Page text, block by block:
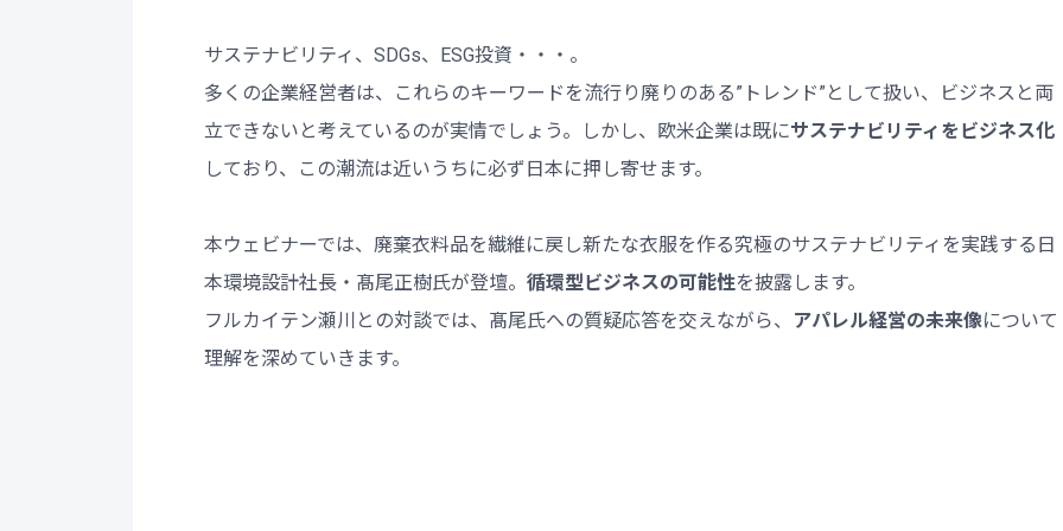
サステナビリティ、SDGs、ESG投資・・・。
多くの企業経営者は、これらのキーワードを流行り廃りのある”トレンド”として扱い、ビジネスと両
立できないと考えているのが実情でしょう。しかし、欧米企業は既にサステナビリティをビジネス化
しており、この潮流は近いうちに必ず日本に押し寄せます。
本ウェビナーでは、廃棄衣料品を繊維に戻し新たな衣服を作る究極のサステナビリティを実践する日
本環境設計社長・髙尾正樹氏が登壇。 循環型ビジネスの可能性を披露します。
フルカイテン瀬川との対談では、髙尾氏への質疑応答を交えながら、
アパレル経営の未来像について
理解を深めていきます。